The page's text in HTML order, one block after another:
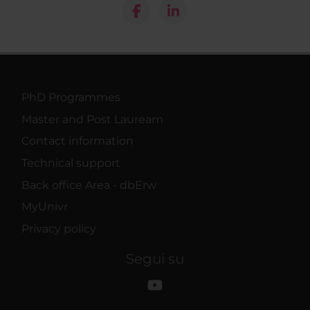
PhD Programmes
Master and Post Lauream
Contact information
Technical support
Back office Area - dbErw
MyUnivr
Privacy policy
Segui su